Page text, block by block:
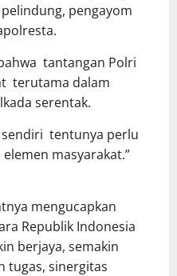
pengayom
tantangan Polri
terutama dalam
serentak.
sendiri tentunya perlu
masyarakat.”
mengucapkan
Republik Indonesia
berjaya, semakin
tugas, sinergitas